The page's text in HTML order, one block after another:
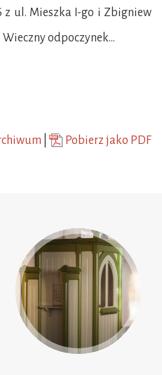
z ul. Mieszka I-go i Zbigniew
Wieczny odpoczynek…
Pobierz jako PDF